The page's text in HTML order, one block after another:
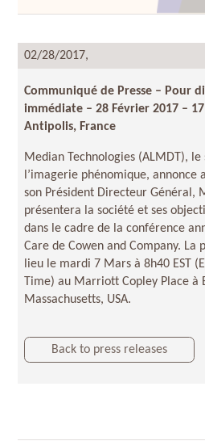
02/28/2017,
Communiqué de Presse – Pour
immédiate – 28 Février 2017 –
Antipolis, France
Median Technologies (ALMDT),
l’imagerie phénomique, annonce
son Président Directeur Général,
présentera la société et ses
dans le cadre de la conférence
Care de Cowen and Company. La
lieu le mardi 7 Mars à 8h40 EST
Time) au Marriott Copley Place à
Massachusetts, USA.
Back to press releases